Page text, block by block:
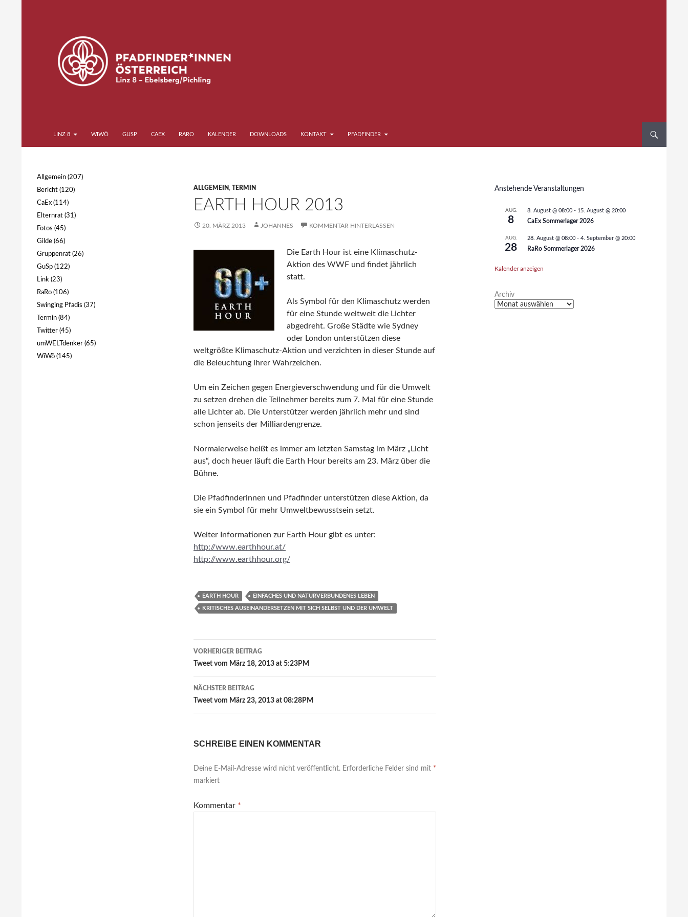
Pfadfinder*innen Linz 8
LINZ 8 WIWÖ GUSP CAEX RARO KALENDER DOWNLOADS KONTAKT PFADFINDER
ALLGEMEIN, TERMIN
EARTH HOUR 2013
20. MÄRZ 2013 JOHANNES KOMMENTAR HINTERLASSEN
Die Earth Hour ist eine Klimaschutz-
Aktion des WWF und findet jährlich
statt.
Als Symbol für den Klimaschutz werden
für eine Stunde weltweit die Lichter
abgedreht. Große Städte wie Sydney
oder London unterstützen diese
weltgrößte Klimaschutz-Aktion und verzichten in dieser Stunde auf
die Beleuchtung ihrer Wahrzeichen.
Um ein Zeichen gegen Energieverschwendung und für die Umwelt
zu setzen drehen die Teilnehmer bereits zum 7. Mal für eine Stunde
alle Lichter ab. Die Unterstützer werden jährlich mehr und sind
schon jenseits der Milliardengrenze.
Normalerweise heißt es immer am letzten Samstag im März „Licht
aus“, doch heuer läuft die Earth Hour bereits am 23. März über die
Bühne.
Die Pfadfinderinnen und Pfadfinder unterstützen diese Aktion, da
sie ein Symbol für mehr Umweltbewusstsein setzt.
Weiter Informationen zur Earth Hour gibt es unter:
http://www.earthhour.at/
http://www.earthhour.org/
EARTH HOUR EINFACHES UND NATURVERBUNDENES LEBEN
KRITISCHES AUSEINANDERSETZEN MIT SICH SELBST UND DER UMWELT
Beitragsnavigation
VORHERIGER BEITRAG
Tweet vom März 18, 2013 at 5:23PM
NÄCHSTER BEITRAG
Tweet vom März 23, 2013 at 08:28PM
SCHREIBE EINEN KOMMENTAR
Deine E-Mail-Adresse wird nicht veröffentlicht. Erforderliche Felder sind mit *
markiert
Kommentar *
Anstehende Veranstaltungen
AUG.
8
8. August @ 08:00 - 15. August @ 20:00
CaEx Sommerlager 2026
AUG.
28
28. August @ 08:00 - 4. September @ 20:00
RaRo Sommerlager 2026
Kalender anzeigen
Archiv
Ebelsberg Pichling
Allgemein (207)
Bericht (120)
CaEx (114)
Elternrat (31)
Fotos (45)
Gilde (66)
Gruppenrat (26)
GuSp (122)
Link (23)
RaRo (106)
Swinging Pfadis (37)
Termin (84)
Twitter (45)
umWELTdenker (65)
WiWö (145)